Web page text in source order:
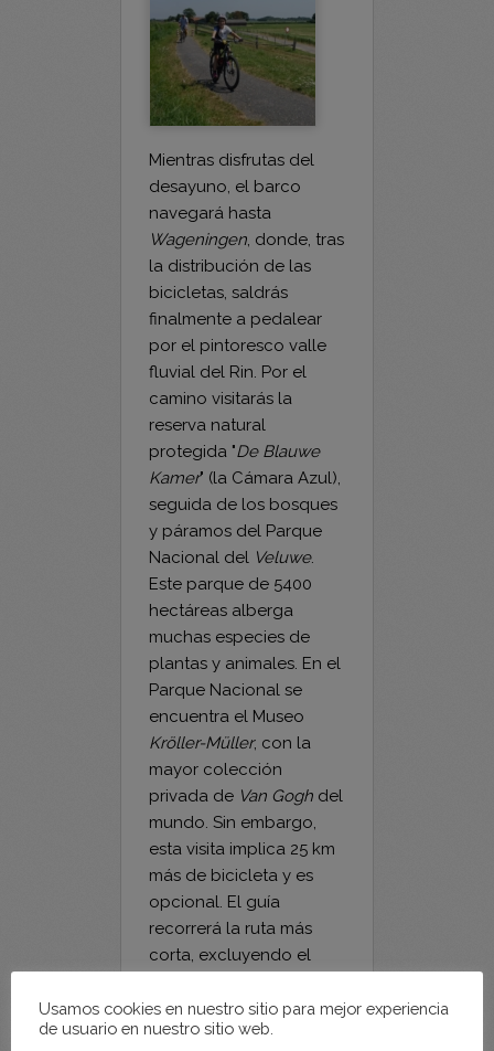
Mientras disfrutas del
desayuno, el barco
navegará hasta
Wageningen, donde, tras
la distribución de las
bicicletas, saldrás
finalmente a pedalear
por el pintoresco valle
fluvial del Rin. Por el
camino visitarás la
reserva natural
protegida "De Blauwe
Kamer" (la Cámara Azul),
seguida de los bosques
y páramos del Parque
Nacional delVeluwe
Este parque de 5400
hectáreas alberga
muchas especies de
plantas y animales. En el
Parque Nacional se
encuentra el Museo
Kröller-Müller, con la
mayor colección
privada de Van Goghdel
mundo. Sin embargo,
esta visita implica 25 km
más de bicicleta y es
opcional. El guía
recorrerá la ruta más
museo, y puede
proporcionar una
Usamos cookies en nuestro sitio para mejor experiencia
de usuario en nuestro sitio web.